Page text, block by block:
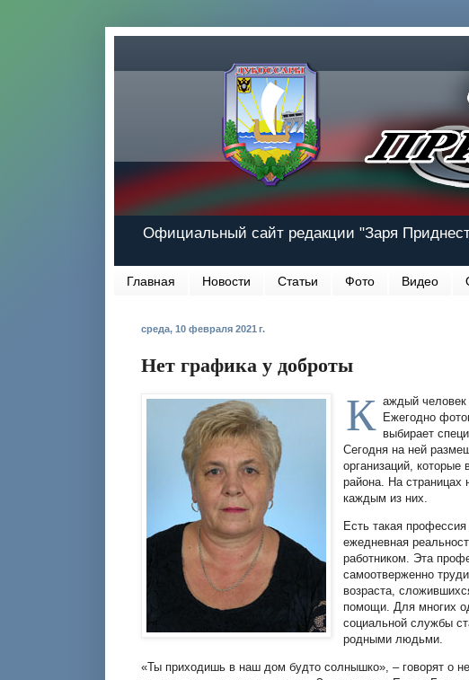
Официальный сайт редакции "Заря
Главная Новости Статьи Фото Видео
среда, 10 февраля 2021 г.
Нет графика у доброты
К аждый человек
Ежегодно
выбирает
Сегодня на ней
организаций, которые
района. На страницах
каждым из них.
Есть такая
ежедневная
работником. Эта
самоотверженно
возраста,
помощи. Для многих
социальной службы
родными людьми.
«Ты приходишь в наш дом будто солнышко», – говорят о